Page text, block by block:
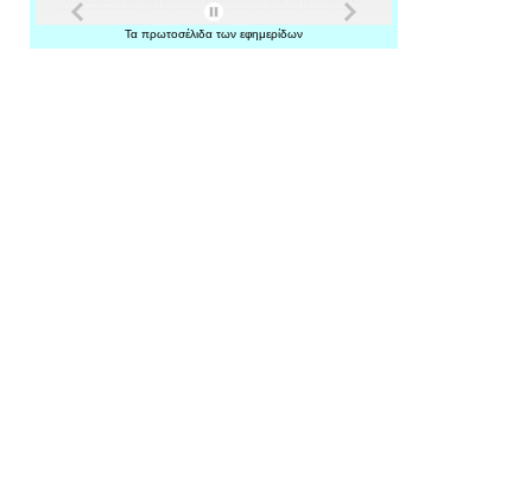
Τα πρωτοσέλιδα των εφημερίδων